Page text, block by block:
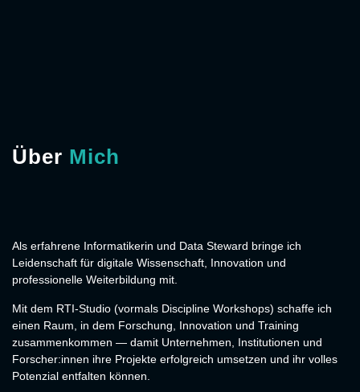
Über Mich
Als erfahrene Informatikerin und Data Steward bringe ich
Leidenschaft für digitale Wissenschaft, Innovation und
professionelle Weiterbildung mit.
Mit dem RTI-Studio (vormals Discipline Workshops) schaffe ich
einen Raum, in dem Forschung, Innovation und Training
zusammenkommen — damit Unternehmen, Institutionen und
Forscher:innen ihre Projekte erfolgreich umsetzen und ihr volles
Potenzial entfalten können.